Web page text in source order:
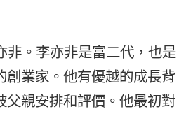
非。李亦非是富二代，也是
創業家。他有優越的成長背
父親安排和評價。他最初對